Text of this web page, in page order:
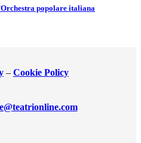
popolare italiana
– Cookie Policy